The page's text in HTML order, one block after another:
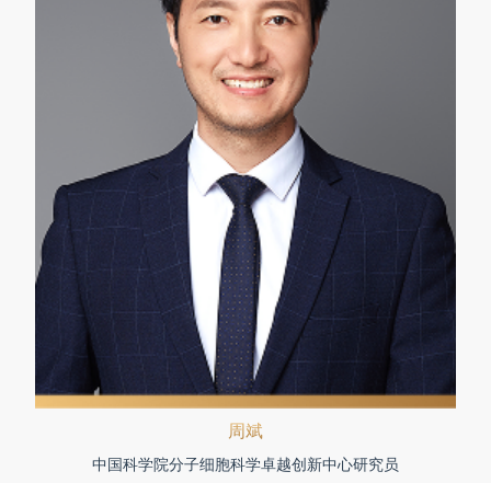
周斌
中国科学院分子细胞科学卓越创新中心研究员